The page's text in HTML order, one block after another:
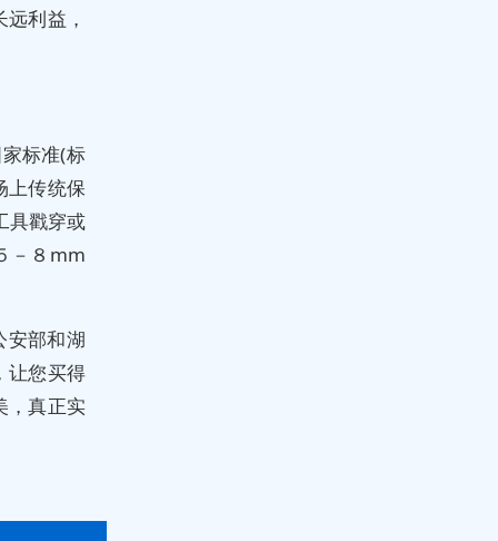
利益，
标准(标
上传统保
具戳穿或
－８mm
安部和湖
让您买得
，真正实